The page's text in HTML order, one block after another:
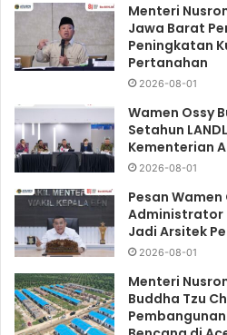
Menteri
Jawa Barat
Peningkatan
Pertanahan
2026-08-01
Wamen Ossy
Setahun
Kementerian
2026-08-01
Pesan
Administrator
Jadi Arsitek
2026-08-01
Menteri
Buddha Tzu